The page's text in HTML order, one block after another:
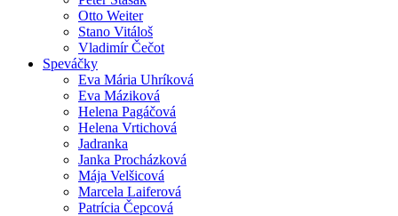
Otto Weiter
Stano Vitáloš
Vladimír Čečot
Speváčky
Eva Mária Uhríková
Eva Máziková
Helena Pagáčová
Helena Vrtichová
Jadranka
Janka Procházková
Mája Velšicová
Marcela Laiferová
Patrícia Čepcová